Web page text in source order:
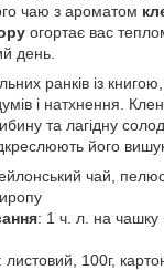
чаю з ароматом
огортає вас
день.
ранків із книгою,
і натхнення.
та лагідну
його
чай,
: 1 ч. л. на чашку
: листовий, 100г,